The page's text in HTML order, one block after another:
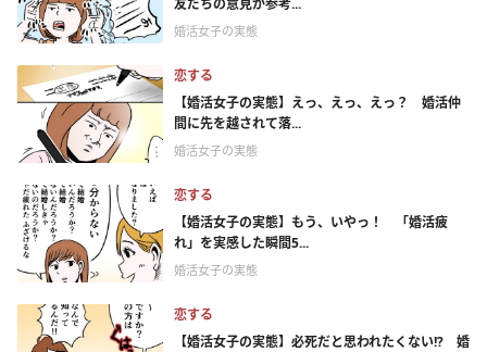
友だちの意見が参考...
婚活女子の実態
恋する
【婚活女子の実態】えっ、えっ、えっ？ 婚活仲
間に先を越されて落...
婚活女子の実態
恋する
【婚活女子の実態】もう、いやっ！ 「婚活疲
れ」を実感した瞬間5...
婚活女子の実態
恋する
【婚活女子の実態】必死だと思われたくない!? 婚